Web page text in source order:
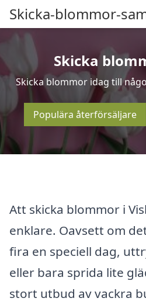
Skicka-blommor-
Skicka
Skicka blommor idag till
Populära återförsäljare
Att skicka blommor i
enklare. Oavsett om
fira en speciell dag,
eller bara sprida lite
stort utbud av vackra